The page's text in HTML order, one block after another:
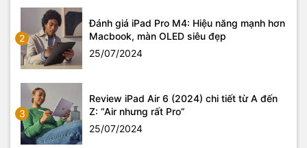
2
Đánh giá iPad Pro M4: Hiệu năng mạnh hơn
Macbook, màn OLED siêu đẹp
25/07/2024
3
Review iPad Air 6 (2024) chi tiết từ A đến
Z: “Air nhưng rất Pro”
25/07/2024